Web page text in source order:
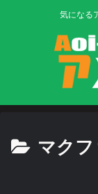
気になる
マク